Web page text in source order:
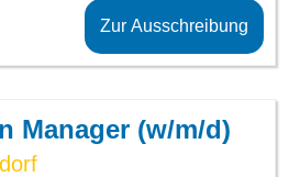
Zur Ausschreibung
Manager (w/m/d)